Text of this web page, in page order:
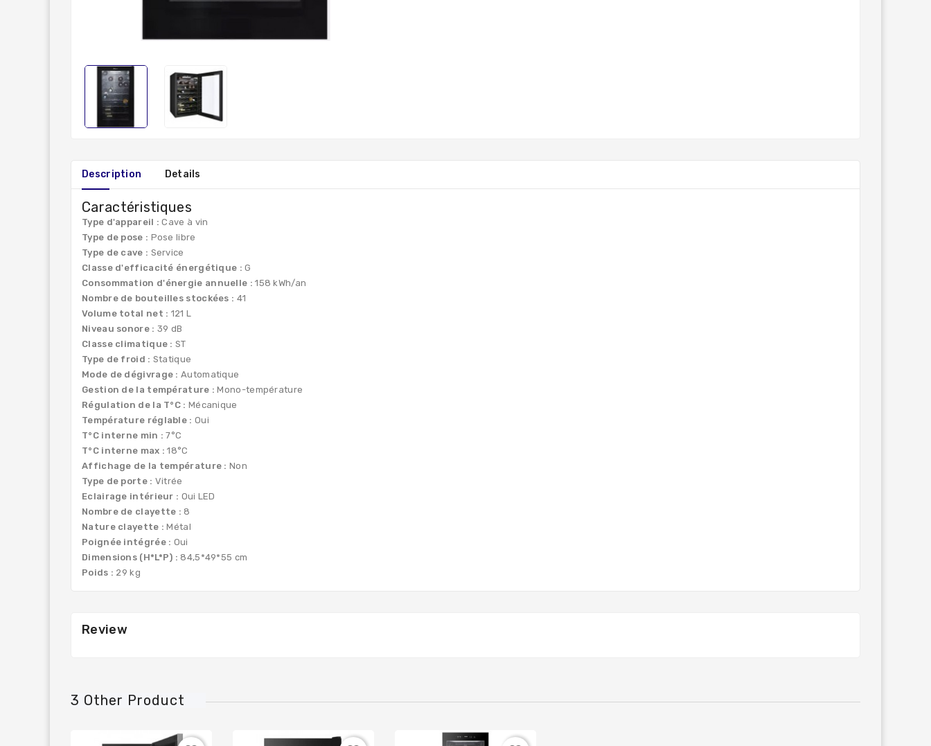
Description Details
Caractéristiques
Type d'appareil : Cave à vin
Type de pose : Pose libre
Type de cave : Service
Classe d'efficacité énergétique : G
Consommation d'énergie annuelle : 158 kWh/an
Nombre de bouteilles stockées : 41
Volume total net : 121 L
Niveau sonore : 39 dB
Classe climatique : ST
Type de froid : Statique
Mode de dégivrage : Automatique
Gestion de la température : Mono-température
Régulation de la T°C : Mécanique
Température réglable : Oui
T°C interne min : 7°C
T°C interne max : 18°C
Affichage de la température : Non
Type de porte : Vitrée
Eclairage intérieur : Oui LED
Nombre de clayette : 8
Nature clayette : Métal
Poignée intégrée : Oui
Dimensions (H*L*P) : 84,5*49*55 cm
Poids : 29 kg
Review
3 Other Product